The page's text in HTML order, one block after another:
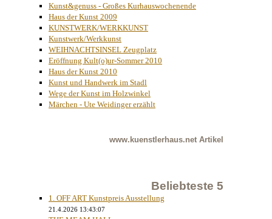
Kunst&genuss - Großes Kurhauswochenende
Haus der Kunst 2009
KUNSTWERK/WERKKUNST
Kunstwerk/Werkkunst
WEIHNACHTSINSEL Zeugplatz
Eröffnung Kult(o)ur-Sommer 2010
Haus der Kunst 2010
Kunst und Handwerk im Stadl
Wege der Kunst im Holzwinkel
Märchen - Ute Weidinger erzählt
www.kuenstlerhaus.net Artikel
Beliebteste 5
1. OFF ART Kunstpreis Ausstellung
21.4.2026 13:43:07